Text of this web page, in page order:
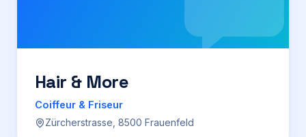
Preise
Für Firmen
Hair & More
Coiffeur & Friseur
Zürcherstrasse, 8500 Frauenfeld